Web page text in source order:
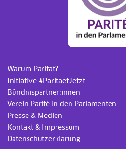
Warum Parität?
Initiative #ParitaetJetzt
Bündnispartner:innen
Verein Parité in den Parlamenten
Presse & Medien
Kontakt & Impressum
Datenschutzerklärung